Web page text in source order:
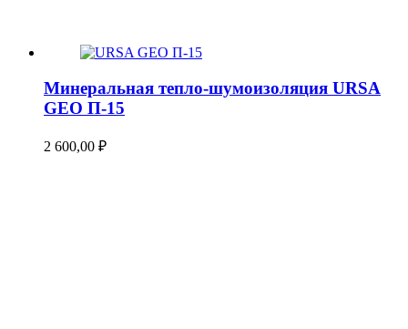
Минеральная тепло-шумоизоляция URSA
GEO П-15
2 600,00 ₽